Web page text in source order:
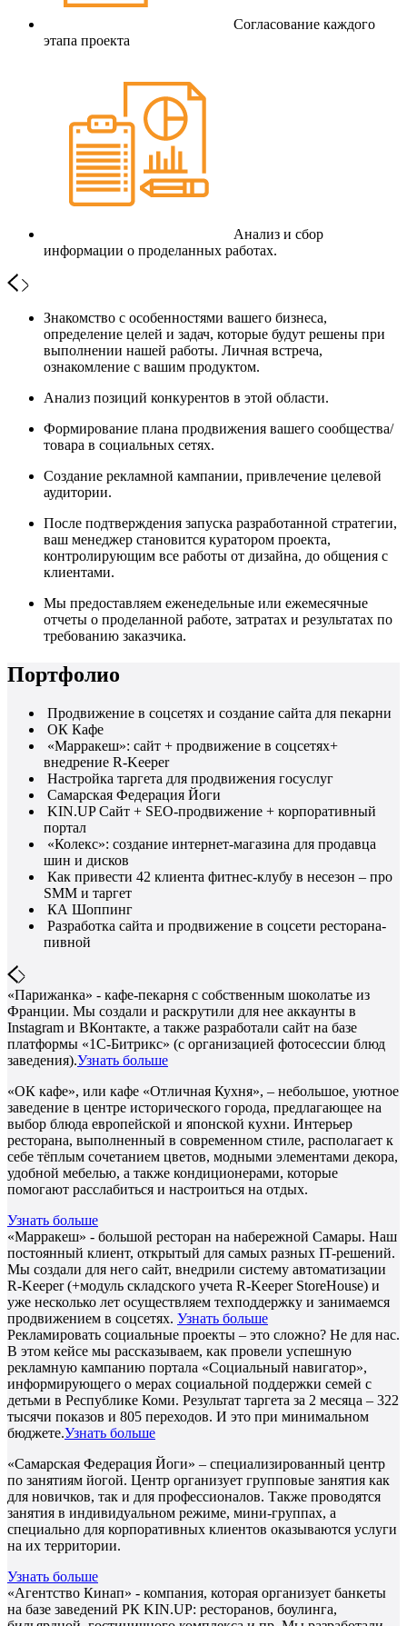
Согласование каждого
этапа проекта
Анализ и сбор
информации о проделанных работах.
Знакомство с особенностями вашего бизнеса,
определение целей и задач, которые будут решены при
выполнении нашей работы. Личная встреча,
ознакомление с вашим продуктом.
Анализ позиций конкурентов в этой области.
Формирование плана продвижения вашего сообщества/
товара в социальных сетях.
Создание рекламной кампании, привлечение целевой
аудитории.
После подтверждения запуска разработанной стратегии,
ваш менеджер становится куратором проекта,
контролирующим все работы от дизайна, до общения с
клиентами.
Мы предоставляем еженедельные или ежемесячные
отчеты о проделанной работе, затратах и результатах по
требованию заказчика.
Портфолио
Продвижение в соцсетях и создание сайта для пекарни
ОК Кафе
«Марракеш»: сайт + продвижение в соцсетях+
внедрение R-Keeper
Настройка таргета для продвижения госуслуг
Самарская Федерация Йоги
KIN.UP Сайт + SEO-продвижение + корпоративный
портал
«Колекс»: создание интернет-магазина для продавца
шин и дисков
Как привести 42 клиента фитнес-клубу в несезон – про
SMM и таргет
КА Шоппинг
Разработка сайта и продвижение в соцсети ресторана-
пивной
«Парижанка» - кафе-пекарня с собственным шоколатье из
Франции. Мы создали и раскрутили для нее аккаунты в
Instagram и ВКонтакте, а также разработали сайт на базе
платформы «1С-Битрикс» (с организацией фотосессии блюд
заведения).Узнать больше
«ОК кафе», или кафе «Отличная Кухня», – небольшое, уютное
заведение в центре исторического города, предлагающее на
выбор блюда европейской и японской кухни. Интерьер
ресторана, выполненный в современном стиле, располагает к
себе тёплым сочетанием цветов, модными элементами декора,
удобной мебелью, а также кондиционерами, которые
помогают расслабиться и настроиться на отдых.
Узнать больше
«Марракеш» - большой ресторан на набережной Самары. Наш
постоянный клиент, открытый для самых разных IT-решений.
Мы создали для него сайт, внедрили систему автоматизации
R-Keeper (+модуль складского учета R-Keeper StoreHouse) и
уже несколько лет осуществляем техподдержку и занимаемся
продвижением в соцсетях. Узнать больше
Рекламировать социальные проекты – это сложно? Не для нас.
В этом кейсе мы рассказываем, как провели успешную
рекламную кампанию портала «Социальный навигатор»,
информирующего о мерах социальной поддержки семей с
детьми в Республике Коми. Результат таргета за 2 месяца – 322
тысячи показов и 805 переходов. И это при минимальном
бюджете.Узнать больше
«Самарская Федерация Йоги» – специализированный центр
по занятиям йогой. Центр организует групповые занятия как
для новичков, так и для профессионалов. Также проводятся
занятия в индивидуальном режиме, мини-группах, а
специально для корпоративных клиентов оказываются услуги
на их территории.
Узнать больше
«Агентство Кинап» - компания, которая организует банкеты
на базе заведений РК KIN.UP: ресторанов, боулинга,